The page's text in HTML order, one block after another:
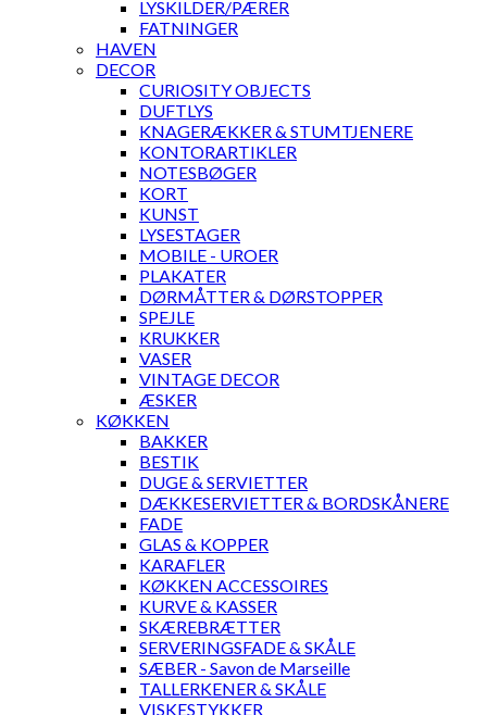
LYSKILDER/PÆRER
FATNINGER
HAVEN
DECOR
CURIOSITY OBJECTS
DUFTLYS
KNAGERÆKKER & STUMTJENERE
KONTORARTIKLER
NOTESBØGER
KORT
KUNST
LYSESTAGER
MOBILE - UROER
PLAKATER
DØRMÅTTER & DØRSTOPPER
SPEJLE
KRUKKER
VASER
VINTAGE DECOR
ÆSKER
KØKKEN
BAKKER
BESTIK
DUGE & SERVIETTER
DÆKKESERVIETTER & BORDSKÅNERE
FADE
GLAS & KOPPER
KARAFLER
KØKKEN ACCESSOIRES
KURVE & KASSER
SKÆREBRÆTTER
SERVERINGSFADE & SKÅLE
SÆBER - Savon de Marseille
TALLERKENER & SKÅLE
VISKESTYKKER